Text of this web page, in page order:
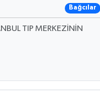
Bağcılar
TIP MERKEZİNİN